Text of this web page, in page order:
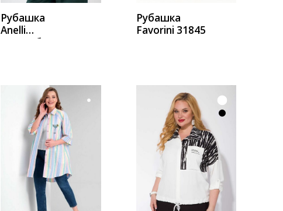
Рубашка
Anelli
1240рубашка
Рубашка
Favorini 31845
КУПИТЬ КУПИТЬ